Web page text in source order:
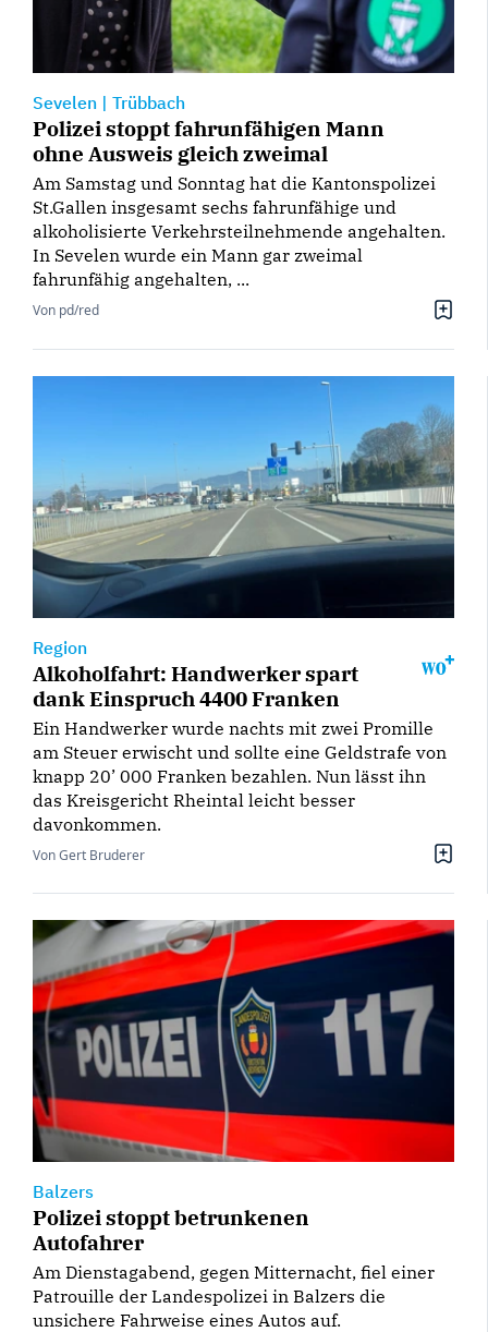
Sevelen | Trübbach
Polizei stoppt fahrunfähigen Mann
ohne Ausweis gleich zweimal
Am Samstag und Sonntag hat die Kantonspolizei
St.Gallen insgesamt sechs fahrunfähige und
alkoholisierte Verkehrsteilnehmende angehalten.
In Sevelen wurde ein Mann gar zweimal
fahrunfähig angehalten, ...
Von pd/red
Region
Alkoholfahrt: Handwerker spart
dank Einspruch 4400 Franken
Ein Handwerker wurde nachts mit zwei Promille
am Steuer erwischt und sollte eine Geldstrafe von
knapp 20’ 000 Franken bezahlen. Nun lässt ihn
das Kreisgericht Rheintal leicht besser
davonkommen.
Von Gert Bruderer
Balzers
Polizei stoppt betrunkenen
Autofahrer
Am Dienstagabend, gegen Mitternacht, fiel einer
Patrouille der Landespolizei in Balzers die
unsichere Fahrweise eines Autos auf.